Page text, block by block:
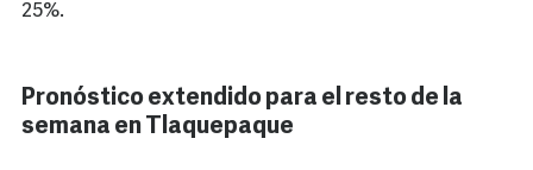
25%.
Pronóstico extendido para el resto de la
semana en Tlaquepaque